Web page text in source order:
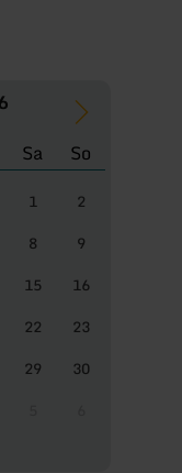
Sa So
1
2
8
9
15
16
22
23
29
30